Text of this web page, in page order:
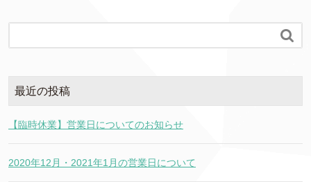

最近の投稿
【臨時休業】営業日についてのお知らせ
2020年12月・2021年1月の営業日について